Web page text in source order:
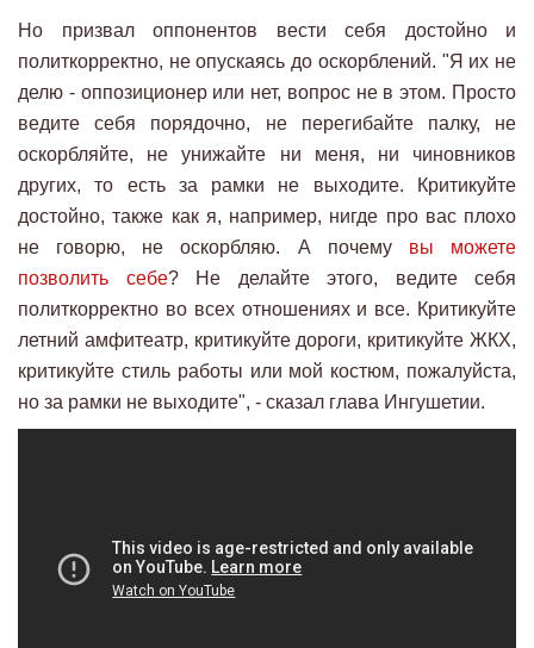
Но призвал оппонентов вести себя достойно и
политкорректно, не опускаясь до оскорблений. "Я их не
делю - оппозиционер или нет, вопрос не в этом. Просто
ведите себя порядочно, не перегибайте палку, не
оскорбляйте, не унижайте ни меня, ни чиновников
других, то есть за рамки не выходите. Критикуйте
достойно, также как я, например, нигде про вас плохо
не говорю, не оскорбляю. А почему вы можете
позволить себе? Не делайте этого, ведите себя
политкорректно во всех отношениях и все. Критикуйте
летний амфитеатр, критикуйте дороги, критикуйте ЖКХ,
критикуйте стиль работы или мой костюм, пожалуйста,
но за рамки не выходите", - сказал глава Ингушетии.